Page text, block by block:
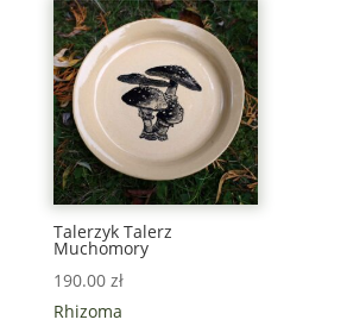
Talerzyk Talerz
Muchomory
190.00 zł
Rhizoma